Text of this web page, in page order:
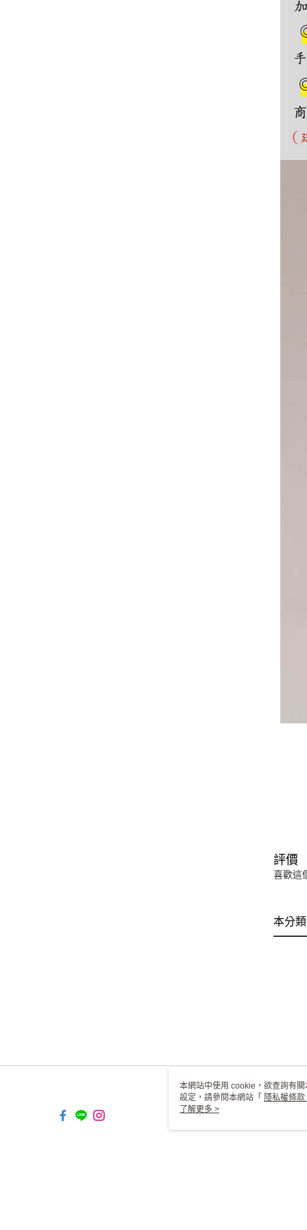
評價
喜歡這
本分
本網站中使用 cookie，欲查詢有
設定，請參閱本網站「 隱私權條款
使用 cookie。
了解更多 >